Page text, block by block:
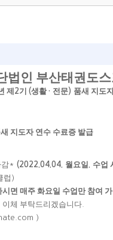
법인 부산태권도
제2기 (생활· 전문) 품새 지도
지도자 연수 수료증 발급
* (2022.04.04. 월요일 수업
럽 )
면 매주 화요일 수업만 참여
이체 부탁드리겠습니다
)